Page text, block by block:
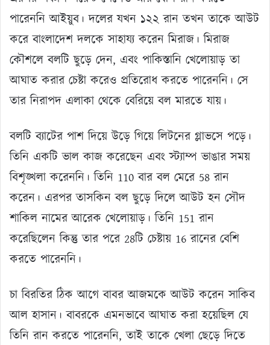
পারেননি আইয়ুব। দলের যখন ১২২ রান তখন তাকে আউট
করে বাংলাদেশ দলকে সাহায্য করেন মিরাজ। মিরাজ
কৌশলে বলটি ছুড়ে দেন, এবং পাকিস্তানি খেলোয়াড় তা
আঘাত করার চেষ্টা করেও প্রতিরোধ করতে পারেননি। সে
তার নিরাপদ এলাকা থেকে বেরিয়ে বল মারতে যায়।
বলটি ব্যাটের পাশ দিয়ে উড়ে গিয়ে লিটনের গ্লাভসে পড়ে।
তিনি একটি ভাল কাজ করেছেন এবং স্ট্যাম্প ভাঙার সময়
বিশৃঙ্খলা করেননি। তিনি 110 বার বল মেরে 58 রান
করেন। এরপর তাসকিন বল ছুড়ে দিলে আউট হন সৌদ
শাকিল নামের আরেক খেলোয়াড়। তিনি 151 রান
করেছিলেন কিন্তু তার পরে 28টি চেষ্টায় 16 রানের বেশি
করতে পারেননি।
চা বিরতির ঠিক আগে বাবর আজমকে আউট করেন সাকিব
আল হাসান। বাবরকে এমনভাবে আঘাত করা হয়েছিল যে
তিনি রান করতে পারেননি, তাই তাকে খেলা ছেড়ে দিতে